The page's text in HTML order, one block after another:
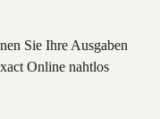
Sie Ihre Ausgaben
Online nahtlos